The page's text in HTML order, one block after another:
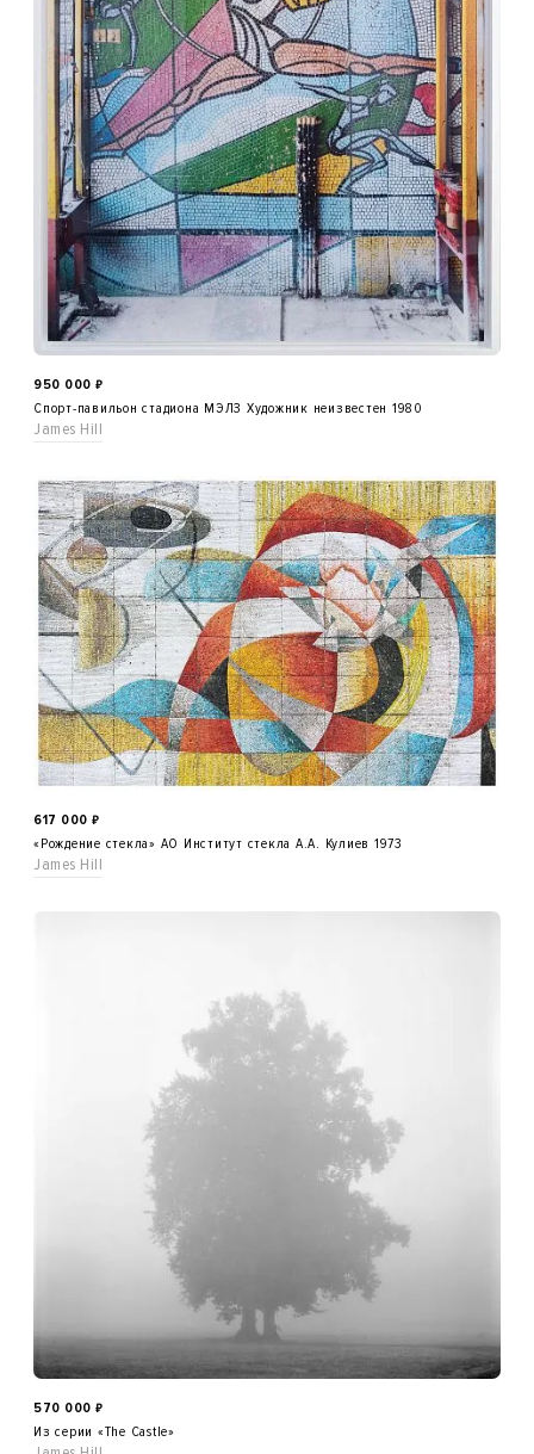
950 000 ₽
Спорт-павильон стадиона МЭЛЗ Художник неизвестен 1980
James Hill
617 000 ₽
«Рождение стекла» АО Институт стекла А.А. Кулиев 1973
James Hill
570 000 ₽
Из серии «The Castle»